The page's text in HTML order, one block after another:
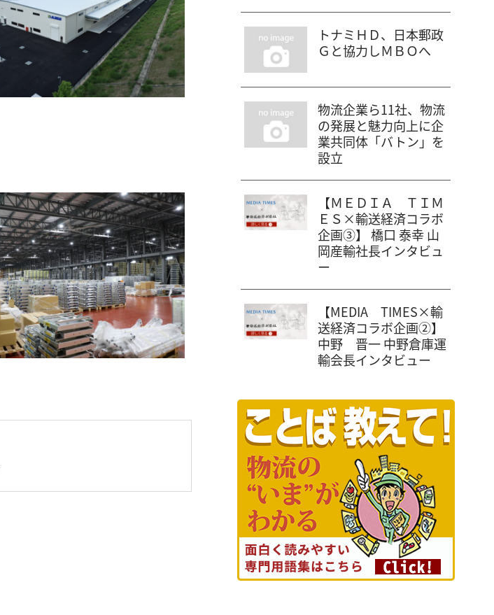
トナミＨＤ、日本郵政
Ｇと協力しＭＢＯへ
物流企業ら11社、物流
の発展と魅力向上に企
業共同体「バトン」を
設立
【ＭＥＤＩＡ ＴＩＭ
ＥＳ×輸送経済コラボ
企画③】 橋口 泰幸 山
岡産輸社長インタビュ
ー
【MEDIA TIMES×輸
送経済コラボ企画②】
中野 晋一 中野倉庫運
輸会長インタビュー